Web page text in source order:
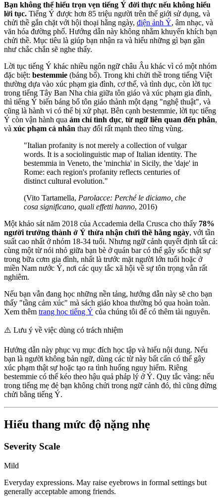
Bạn không thể hiểu trọn vẹn tiếng Ý đời thực nếu không hiểu
lời tục. Tiếng Ý được hơn 85 triệu người trên thế giới sử dụng, và
chửi thề gắn chặt với hội thoại hằng ngày, điện ảnh Ý, âm nhạc, và
văn hóa đường phố. Hướng dẫn này không nhằm khuyến khích bạn
chửi thề. Mục tiêu là giúp bạn nhận ra và hiểu những gì bạn gần
như chắc chắn sẽ nghe thấy.
Lời tục tiếng Ý khác nhiều ngôn ngữ châu Âu khác vì có một nhóm
đặc biệt: bestemmie (báng bổ). Trong khi chửi thề trong tiếng Việt
thường dựa vào xúc phạm gia đình, cơ thể, và tình dục, còn lời tục
trong tiếng Tây Ban Nha chia giữa tôn giáo và xúc phạm gia đình,
thì tiếng Ý biến báng bổ tôn giáo thành một dạng "nghệ thuật", và
cũng là hành vi có thể bị xử phạt. Bên cạnh bestemmie, lời tục tiếng
Ý còn vận hành qua ám chỉ tình dục, từ ngữ liên quan đến phân,
và xúc phạm cá nhân thay đổi rất mạnh theo từng vùng.
"Italian profanity is not merely a collection of vulgar
words. It is a sociolinguistic map of Italian identity. The
bestemmia in Veneto, the 'minchia' in Sicily, the 'daje' in
Rome: each region's profanity reflects centuries of
distinct cultural evolution."
(Vito Tartamella, Parolacce: Perché le diciamo, che
cosa significano, quali effetti hanno, 2016)
Một khảo sát năm 2018 của Accademia della Crusca cho thấy 78%
người trưởng thành ở Ý thừa nhận chửi thề hằng ngày, với tần
suất cao nhất ở nhóm 18-34 tuổi. Nhưng ngữ cảnh quyết định tất cả:
cùng một từ nói nhỏ giữa bạn bè ở quán bar có thể gây sốc thật sự
trong bữa cơm gia đình, nhất là trước mặt người lớn tuổi hoặc ở
miền Nam nước Ý, nơi các quy tắc xã hội về sự tôn trọng vẫn rất
nghiêm.
Nếu bạn vẫn đang học những nền tảng, hướng dẫn này sẽ cho bạn
thấy "tầng cảm xúc" mà sách giáo khoa thường bỏ qua hoàn toàn.
Xem thêm trang học tiếng Ý của chúng tôi để có thêm tài nguyên.
⚠️ Lưu ý về việc dùng có trách nhiệm
Hướng dẫn này phục vụ mục đích học tập và hiểu nội dung. Nếu
bạn là người không bản ngữ, dùng các từ này bất cẩn có thể gây
xúc phạm thật sự hoặc tạo ra tình huống nguy hiểm. Riêng
bestemmie có thể kéo theo hậu quả pháp lý ở Ý. Quy tắc vàng: nếu
trong tiếng mẹ đẻ bạn không chửi trong ngữ cảnh đó, thì cũng đừng
chửi bằng tiếng Ý.
Hiểu thang mức độ nặng nhẹ
Severity Scale
Mild
Everyday expressions. May raise eyebrows in formal settings but
generally acceptable among friends.